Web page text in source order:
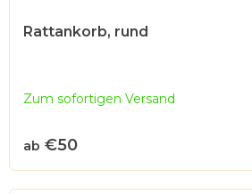
Rattankorb, rund
Zum sofortigen Versand
ab €50